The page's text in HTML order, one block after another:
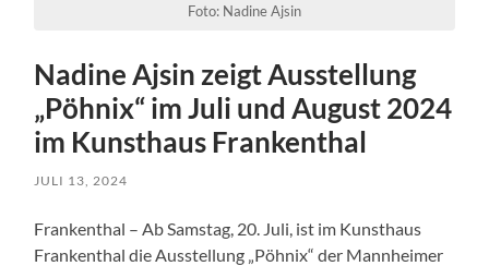
Foto: Nadine Ajsin
Nadine Ajsin zeigt Ausstellung
„Pöhnix“ im Juli und August 2024
im Kunsthaus Frankenthal
JULI 13, 2024
Frankenthal – Ab Samstag, 20. Juli, ist im Kunsthaus
Frankenthal die Ausstellung „Pöhnix“ der Mannheimer